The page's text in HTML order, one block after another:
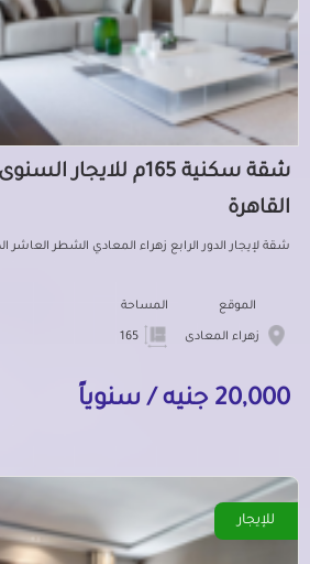
شقة سكنية 165م
القاهرة
شقة لإيجار الدور الرابع زهراء المعادي الشطر العاشر
الموقع
زهراء المعادى
المساحة
20,000 جنيه / سنوياً
للإيجار